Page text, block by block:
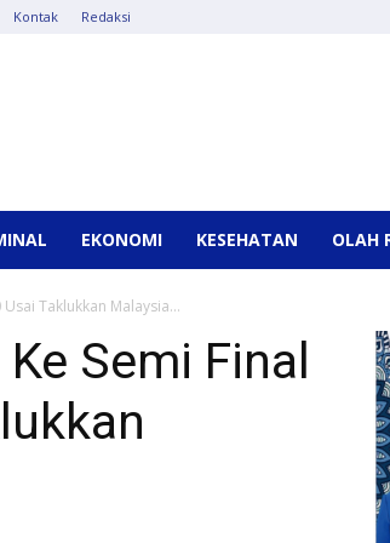
Kontak Redaksi
EKONOMI KESEHATAN OLAH
Taklukkan Malaysia...
Semi Final